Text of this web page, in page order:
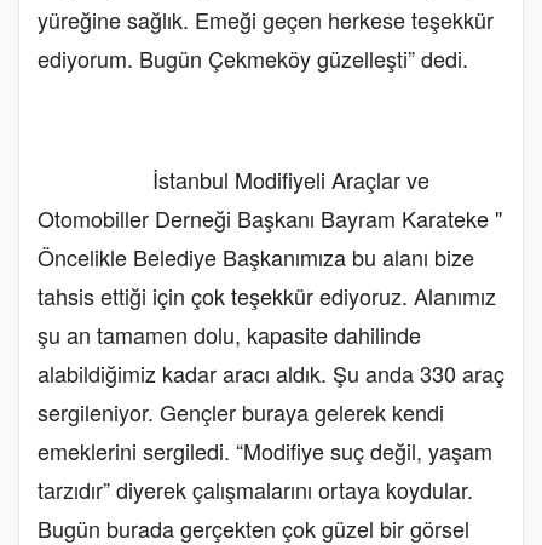
yüreğine sağlık. Emeği geçen herkese teşekkür
ediyorum. Bugün Çekmeköy güzelleşti” dedi.
İstanbul Modifiyeli Araçlar ve
Otomobiller Derneği Başkanı Bayram Karateke "
Öncelikle Belediye Başkanımıza bu alanı bize
tahsis ettiği için çok teşekkür ediyoruz. Alanımız
şu an tamamen dolu, kapasite dahilinde
alabildiğimiz kadar aracı aldık. Şu anda 330 araç
sergileniyor. Gençler buraya gelerek kendi
emeklerini sergiledi. “Modifiye suç değil, yaşam
tarzıdır” diyerek çalışmalarını ortaya koydular.
Bugün burada gerçekten çok güzel bir görsel